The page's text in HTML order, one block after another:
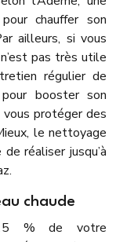
chauffer son
ailleurs, si vous
pas très utile
régulier de
booster son
protéger des
le nettoyage
réaliser jusqu’à
chaude
15 % de votre